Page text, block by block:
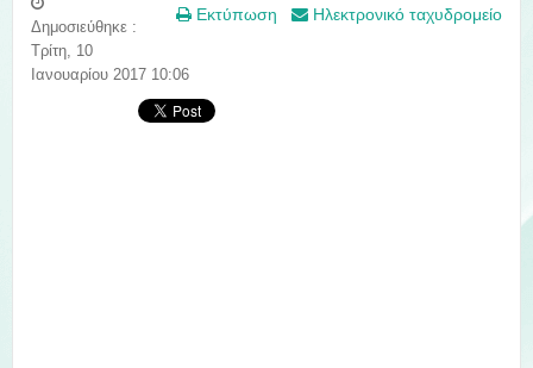
Εκτύπωση Ηλεκτρονικό ταχυδρομείο
Δημοσιεύθηκε :
Τρίτη, 10
Ιανουαρίου 2017 10:06